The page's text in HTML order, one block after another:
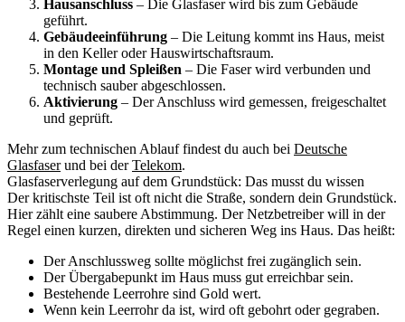
Hausanschluss – Die Glasfaser wird bis zum Gebäude
geführt.
Gebäudeeinführung – Die Leitung kommt ins Haus, meist
in den Keller oder Hauswirtschaftsraum.
Montage und Spleißen – Die Faser wird verbunden und
technisch sauber abgeschlossen.
Aktivierung – Der Anschluss wird gemessen, freigeschaltet
und geprüft.
Mehr zum technischen Ablauf findest du auch bei Deutsche
Glasfaserund bei derTelekom.
Glasfaserverlegung auf dem Grundstück: Das musst du wissen
Der kritischste Teil ist oft nicht die Straße, sondern dein Grundstück.
Hier zählt eine saubere Abstimmung. Der Netzbetreiber will in der
Regel einen kurzen, direkten und sicheren Weg ins Haus. Das heißt:
Der Anschlussweg sollte möglichst frei zugänglich sein.
Der Übergabepunkt im Haus muss gut erreichbar sein.
Bestehende Leerrohre sind Gold wert.
Wenn kein Leerrohr da ist, wird oft gebohrt oder gegraben.